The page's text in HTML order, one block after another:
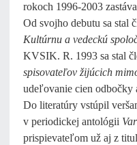
rokoch 1996-2003
Od svojho debutu sa stal
Kultúrnu a vedeckú
KVSIK. R. 1993 sa stal
spisovateľov žijúcich
udeľovanie cien odbočky
Do literatúry vstúpil
v periodickej antológii
prispievateľom už aj z